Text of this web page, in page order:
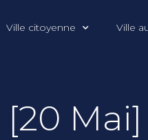
Ville citoyenne Ville
[20